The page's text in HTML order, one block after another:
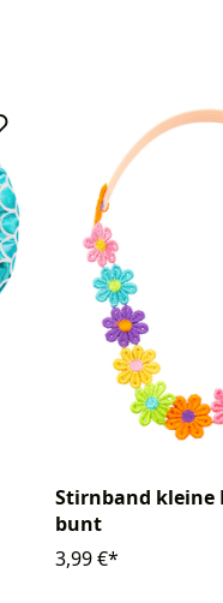
Stirnband kleine
bunt
3,99 €*